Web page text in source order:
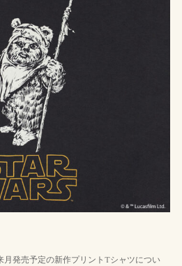
月発売予定の新作プリントTシャツについ